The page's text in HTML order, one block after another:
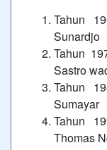
Tahun
Sunardjo
Tahun
Sastro
Tahun
Sumayar
Tahun
Thomas